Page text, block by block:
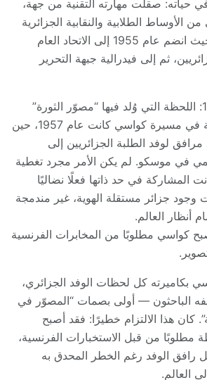
حياته: صقلت مهارته التقنية من جهة،
الأوساط الطلابية والنقابية الجزائرية
النشطة في فرنسا، حيث انضم عام 1955 إلى الاتحاد العام
ثم إلى فيدرالية جبهة التحرير
نقطة التحول الحاسمة في مسيرة كواسي كانت عام 1957، حين
لوفد الطلبة الجزائريين إلى
في موسكو. لم يكن الأمر مجرد تغطية
المشاركة في حد ذاتها فعلًا نضاليًا
وجود جزائر مستقلة الهوية، غير مندمجة
أنظار العالم.
1957، أصبح كواسي مطلوبًا من المخابرات الفرنسية
بكاميرته كل لحظات الوفد الجزائري،
الباحثون — أولى بصمات “المصوّر في
كان هذا الالتزام خطيرًا: فقد أصبح
مطلوبًا من قبل الاستخبارات الفرنسية،
رافق الوفد رغم الخطر المحدق به
العالم.